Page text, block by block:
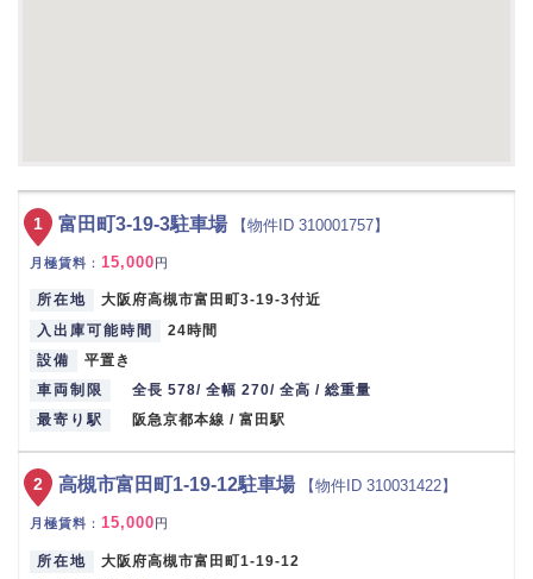
富田町3-19-3駐車場 【物件ID 310001757】
月極賃料 ： 15,000円
所在地
大阪府高槻市富田町3-19-3付近
入出庫可能時間
24時間
設備
平置き
車両制限
全長 578/ 全幅 270/ 全高 / 総重量
最寄り駅
阪急京都本線 / 富田駅
1
高槻市富田町1-19-12駐車場 【物件ID 310031422】
月極賃料 ： 15,000 円
所在地
大阪府高槻市富田町1-19-12
2